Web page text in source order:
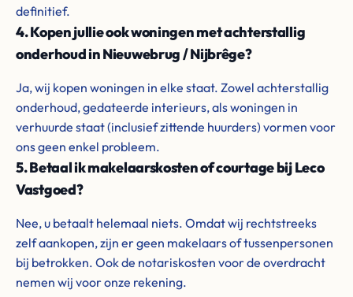
definitief.
4. Kopen jullie ook woningen met achterstallig
onderhoud in Nieuwebrug / Nijbrêge?
Ja, wij kopen woningen in elke staat. Zowel achterstallig
onderhoud, gedateerde interieurs, als woningen in
verhuurde staat (inclusief zittende huurders) vormen voor
ons geen enkel probleem.
5. Betaal ik makelaarskosten of courtage bij Leco
Vastgoed?
Nee, u betaalt helemaal niets. Omdat wij rechtstreeks
zelf aankopen, zijn er geen makelaars of tussenpersonen
bij betrokken. Ook de notariskosten voor de overdracht
nemen wij voor onze rekening.